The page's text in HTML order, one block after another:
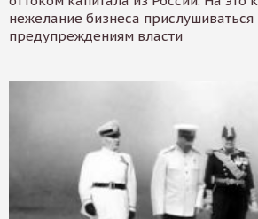
нежелание бизнеса прислушиваться
предупреждениям власти